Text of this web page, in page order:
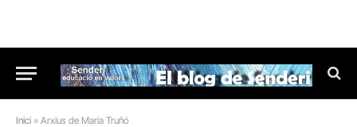
Inici » Arxius de Maria Truñó